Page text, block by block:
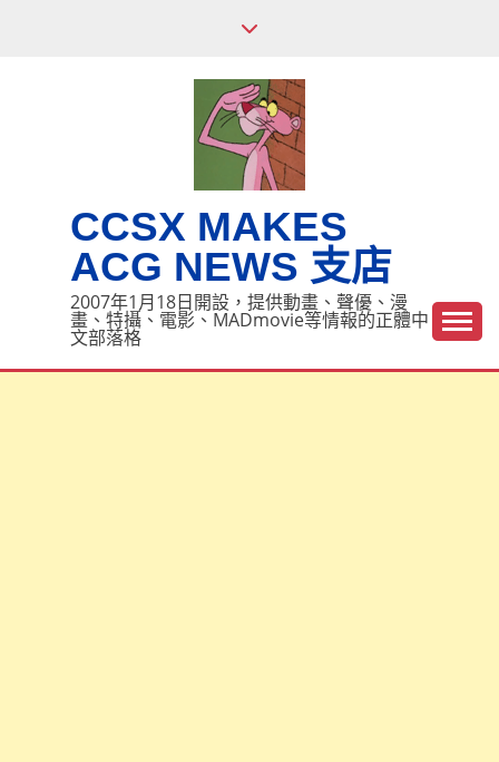
CCSX MAKES
ACG NEWS 支店
2007年1月18日開設，提供動畫、聲優、漫
畫、特攝、電影、MADmovie等情報的正體中
文部落格